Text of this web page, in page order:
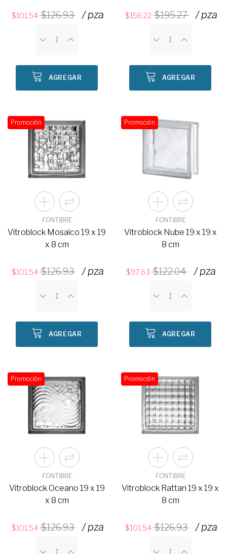
101.54 126.93 / pza
AGREGAR
156.22 195.27 / pza
AGREGAR
Promoción
FONTIBRE
Vitroblock Mosaico 19 x 19
x 8 cm
101.54 126.93 / pza
AGREGAR
Promoción
FONTIBRE
Vitroblock Nube 19 x 19 x
8 cm
97.63 122.04 / pza
AGREGAR
Promoción
FONTIBRE
Vitroblock Oceano 19 x 19
x 8 cm
101.54 126.93 / pza
Promoción
FONTIBRE
Vitroblock Rattan 19 x 19 x
8 cm
101.54 126.93 / pza